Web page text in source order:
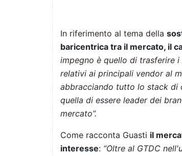
In riferimento al tema della
baricentrica tra il mercato, il
impegno è quello di trasferire
relativi ai principali vendor al
abbracciando tutto lo stack di
quella di essere leader dei
mercato”.
Come racconta Guasti il
interesse: “Oltre al GTDC